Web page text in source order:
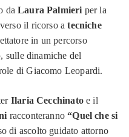
daLaura Palmieri per la
il ricorso atecniche
in un percorso
sulle dinamiche del
di Giacomo Leopardi.
Ilaria Cecchinatoe il
racconteranno“Quel che si
di ascolto guidato attorno